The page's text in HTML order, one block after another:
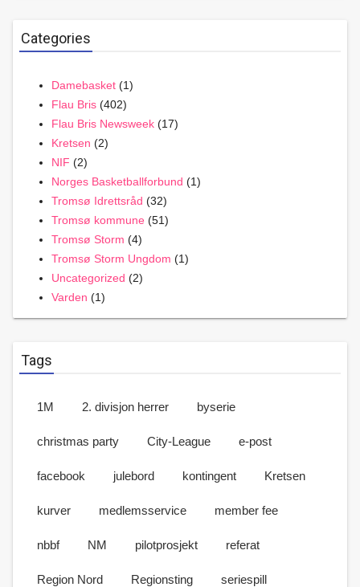
Categories
Damebasket (1)
Flau Bris (402)
Flau Bris Newsweek (17)
Kretsen (2)
NIF (2)
Norges Basketballforbund (1)
Tromsø Idrettsråd (32)
Tromsø kommune (51)
Tromsø Storm (4)
Tromsø Storm Ungdom (1)
Uncategorized (2)
Varden (1)
Tags
1M 2. divisjon herrer byserie
christmas party City-League e-post
facebook julebord kontingent Kretsen
kurver medlemsservice member fee
nbbf NM pilotprosjekt referat
Region Nord Regionsting seriespill